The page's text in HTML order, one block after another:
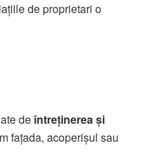
de proprietari o
deîntreținerea și
fațada, acoperișul sau